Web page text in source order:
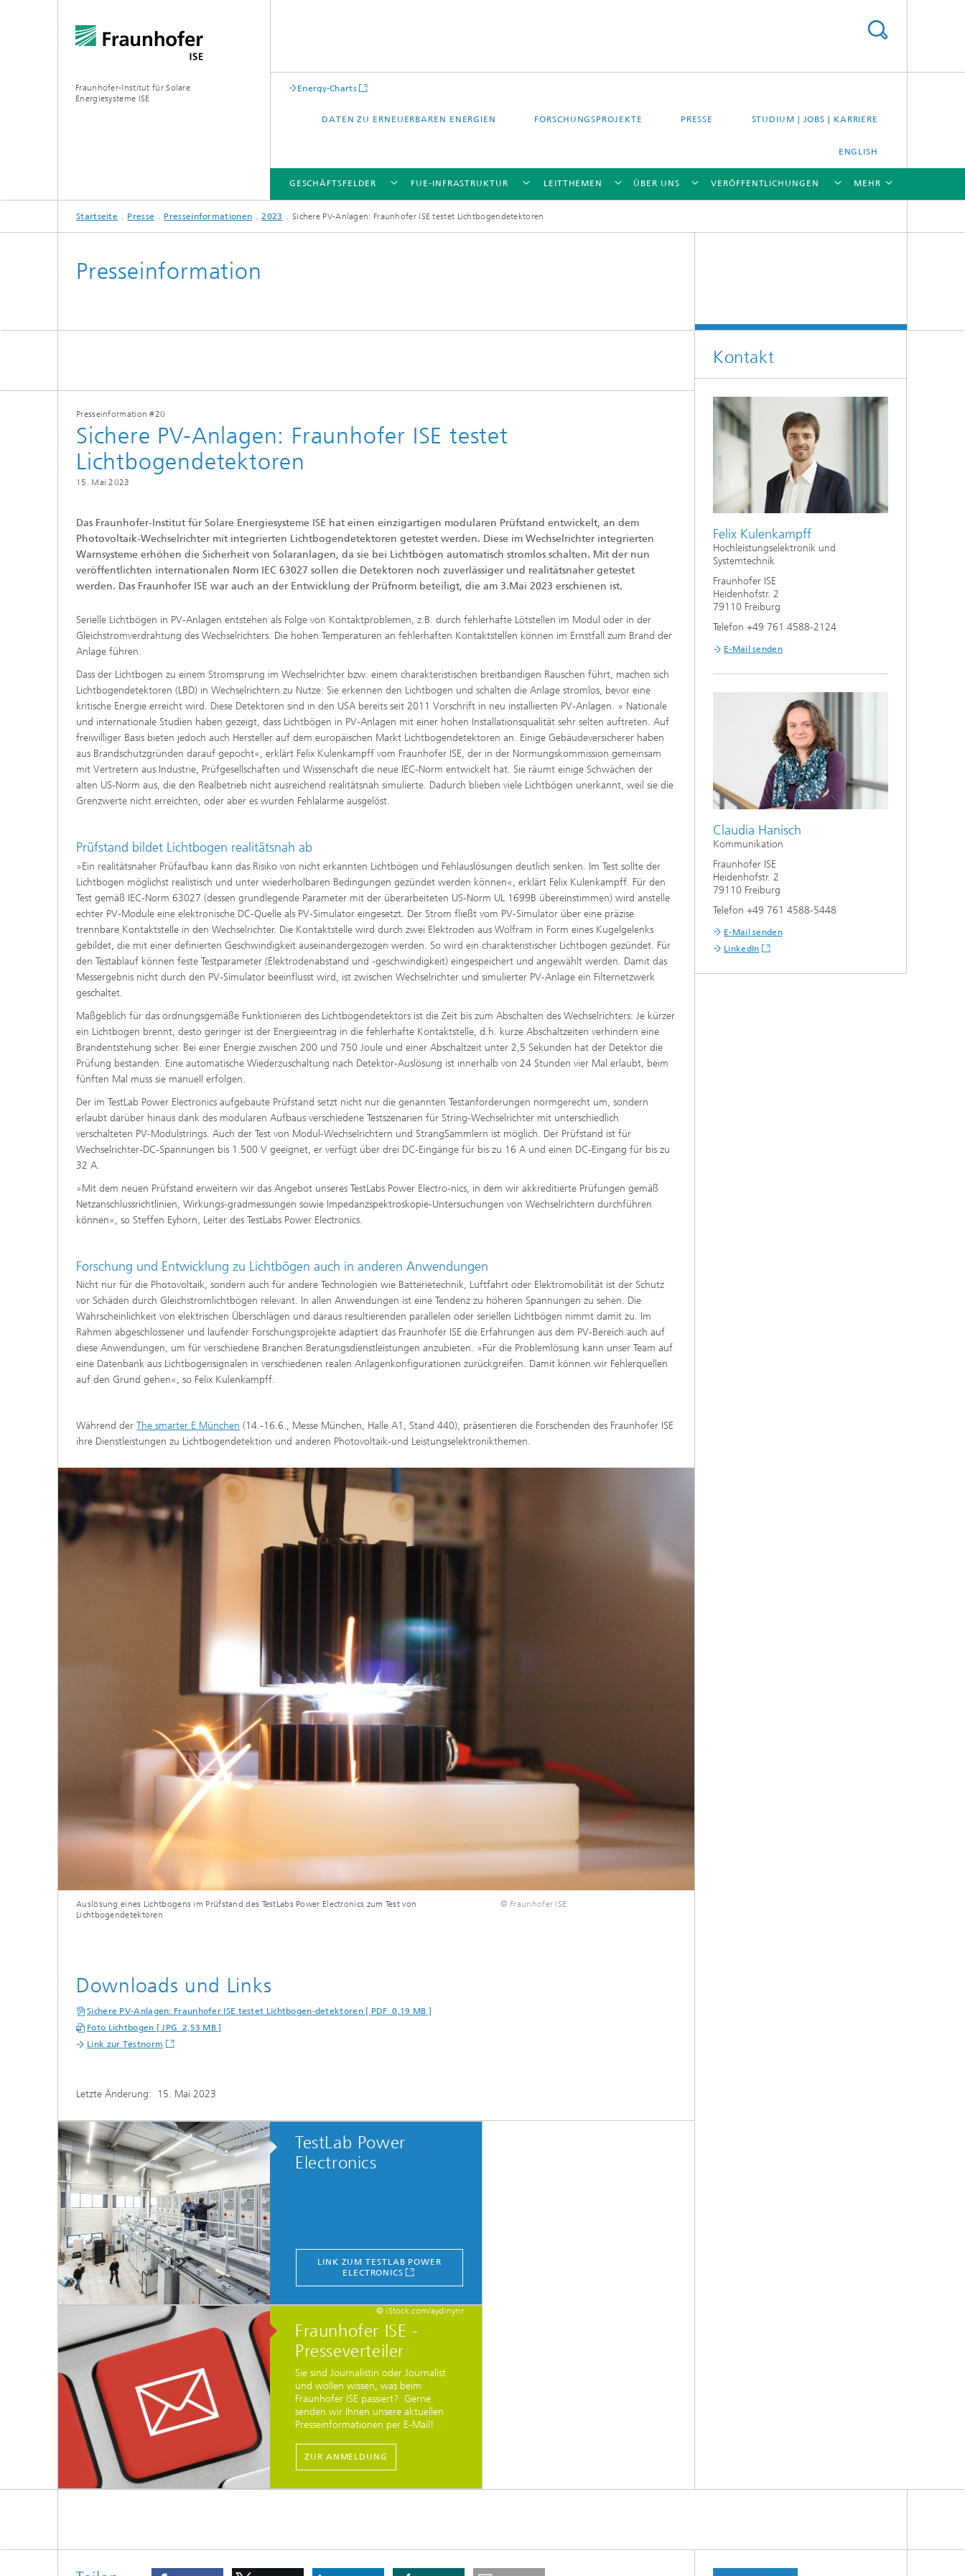
Fraunhofer-Institut für Solare
Energiesysteme ISE
Energy-Charts
DATEN ZU ERNEUERBAREN ENERGIEN FORSCHUNGSPROJEKTE PRESSE STUDIUM | JOBS | KARRIERE
ENGLISH
GESCHÄFTSFELDER
GESCHÄFTSFELDER
III-V-Solarzellen, -Module und
konzentrierende Photovoltaik
leistungselektronische Bauelemente
Künstliche Intelligenz und
Datenmanagement
Drucktechnologie
Digitaler Netzanschluss
Netzplanung und Netzbetrieb
Batterieintegration und -
betriebsführung
Digitalisierung in Batterieforschung
und -produktion
Wärmepumpen
Lüftung, Klima, Kälte
Komponenten
Integrierte Energieinfrastrukturen:
Energiedaten und Monitoring
Flexibilitätsmanagement von
Energieanlagen
Energiekonzepte für die Industrie
Klimaneutrale Städte, Quartiere,
Vor-Ort-Systeme
Elektromobilität
FUE-INFRASTRUKTUR
FUE-INFRASTRUKTUR
Zentrum für
Materialcharakterisierung und
Gebrauchsdaueranalyse
Zentrum für Leistungselektronik und
nachhaltige Netze
Brennstoffzellen und synthetische
Kraftstoffe
Zentrum für funktionale Oberflächen
TestLab PV Modules
LEITTHEMEN
LEITTHEMEN
ÜBER UNS
ÜBER UNS
VERÖFFENTLICHUNGEN
VERÖFFENTLICHUNGEN
MEHR
Startseite Presse Presseinformationen 2023 Sichere PV-Anlagen: Fraunhofer ISE testet Lichtbogendetektoren
Presseinformation
Presseinformation #20
Sichere PV-Anlagen: Fraunhofer ISE testet
Lichtbogendetektoren
15. Mai 2023
Das Fraunhofer-Institut für Solare Energiesysteme ISE hat einen einzigartigen modularen Prüfstand entwickelt, an dem
Photovoltaik-Wechselrichter mit integrierten Lichtbogendetektoren getestet werden. Diese im Wechselrichter integrierten
Warnsysteme erhöhen die Sicherheit von Solaranlagen, da sie bei Lichtbögen automatisch stromlos schalten. Mit der nun
veröffentlichten internationalen Norm IEC 63027 sollen die Detektoren noch zuverlässiger und realitätsnaher getestet
werden. Das Fraunhofer ISE war auch an der Entwicklung der Prüfnorm beteiligt, die am 3.Mai 2023 erschienen ist.
Serielle Lichtbögen in PV-Anlagen entstehen als Folge von Kontaktproblemen, z.B. durch fehlerhafte Lötstellen im Modul oder in der
Gleichstromverdrahtung des Wechselrichters. Die hohen Temperaturen an fehlerhaften Kontaktstellen können im Ernstfall zum Brand der
Anlage führen.
Dass der Lichtbogen zu einem Stromsprung im Wechselrichter bzw. einem charakteristischen breitbandigen Rauschen führt, machen sich
Lichtbogendetektoren (LBD) in Wechselrichtern zu Nutze: Sie erkennen den Lichtbogen und schalten die Anlage stromlos, bevor eine
kritische Energie erreicht wird. Diese Detektoren sind in den USA bereits seit 2011 Vorschrift in neu installierten PV-Anlagen. » Nationale
und internationale Studien haben gezeigt, dass Lichtbögen in PV-Anlagen mit einer hohen Installationsqualität sehr selten auftreten. Auf
freiwilliger Basis bieten jedoch auch Hersteller auf dem europäischen Markt Lichtbogendetektoren an. Einige Gebäudeversicherer haben
aus Brandschutzgründen darauf gepocht«, erklärt Felix Kulenkampff vom Fraunhofer ISE, der in der Normungskommission gemeinsam
mit Vertretern aus Industrie, Prüfgesellschaften und Wissenschaft die neue IEC-Norm entwickelt hat. Sie räumt einige Schwächen der
alten US-Norm aus, die den Realbetrieb nicht ausreichend realitätsnah simulierte. Dadurch blieben viele Lichtbögen unerkannt, weil sie die
Grenzwerte nicht erreichten, oder aber es wurden Fehlalarme ausgelöst.
Prüfstand bildet Lichtbogen realitätsnah ab
»Ein realitätsnaher Prüfaufbau kann das Risiko von nicht erkannten Lichtbögen und Fehlauslösungen deutlich senken. Im Test sollte der
Lichtbogen möglichst realistisch und unter wiederholbaren Bedingungen gezündet werden können«, erklärt Felix Kulenkampff. Für den
Test gemäß IEC-Norm 63027 (dessen grundlegende Parameter mit der überarbeiteten US-Norm UL 1699B übereinstimmen) wird anstelle
echter PV-Module eine elektronische DC-Quelle als PV-Simulator eingesetzt. Der Strom fließt vom PV-Simulator über eine präzise
trennbare Kontaktstelle in den Wechselrichter. Die Kontaktstelle wird durch zwei Elektroden aus Wolfram in Form eines Kugelgelenks
gebildet, die mit einer definierten Geschwindigkeit auseinandergezogen werden. So wird ein charakteristischer Lichtbogen gezündet. Für
den Testablauf können feste Testparameter (Elektrodenabstand und -geschwindigkeit) eingespeichert und angewählt werden. Damit das
Messergebnis nicht durch den PV-Simulator beeinflusst wird, ist zwischen Wechselrichter und simulierter PV-Anlage ein Filternetzwerk
geschaltet.
Maßgeblich für das ordnungsgemäße Funktionieren des Lichtbogendetektors ist die Zeit bis zum Abschalten des Wechselrichters: Je kürzer
ein Lichtbogen brennt, desto geringer ist der Energieeintrag in die fehlerhafte Kontaktstelle, d.h. kurze Abschaltzeiten verhindern eine
Brandentstehung sicher. Bei einer Energie zwischen 200 und 750 Joule und einer Abschaltzeit unter 2,5 Sekunden hat der Detektor die
Prüfung bestanden. Eine automatische Wiederzuschaltung nach Detektor-Auslösung ist innerhalb von 24 Stunden vier Mal erlaubt, beim
fünften Mal muss sie manuell erfolgen.
Der im TestLab Power Electronics aufgebaute Prüfstand setzt nicht nur die genannten Testanforderungen normgerecht um, sondern
erlaubt darüber hinaus dank des modularen Aufbaus verschiedene Testszenarien für String-Wechselrichter mit unterschiedlich
verschalteten PV-Modulstrings. Auch der Test von Modul-Wechselrichtern und StrangSammlern ist möglich. Der Prüfstand ist für
Wechselrichter-DC-Spannungen bis 1.500 V geeignet, er verfügt über drei DC-Eingänge für bis zu 16 A und einen DC-Eingang für bis zu
32 A.
»Mit dem neuen Prüfstand erweitern wir das Angebot unseres TestLabs Power Electro-nics, in dem wir akkreditierte Prüfungen gemäß
Netzanschlussrichtlinien, Wirkungs-gradmessungen sowie Impedanzspektroskopie-Untersuchungen von Wechselrichtern durchführen
können«, so Steffen Eyhorn, Leiter des TestLabs Power Electronics.
Forschung und Entwicklung zu Lichtbögen auch in anderen Anwendungen
Nicht nur für die Photovoltaik, sondern auch für andere Technologien wie Batterietechnik, Luftfahrt oder Elektromobilität ist der Schutz
vor Schäden durch Gleichstromlichtbögen relevant. In allen Anwendungen ist eine Tendenz zu höheren Spannungen zu sehen. Die
Wahrscheinlichkeit von elektrischen Überschlägen und daraus resultierenden parallelen oder seriellen Lichtbögen nimmt damit zu. Im
Rahmen abgeschlossener und laufender Forschungsprojekte adaptiert das Fraunhofer ISE die Erfahrungen aus dem PV-Bereich auch auf
diese Anwendungen, um für verschiedene Branchen Beratungsdienstleistungen anzubieten. »Für die Problemlösung kann unser Team auf
eine Datenbank aus Lichtbogensignalen in verschiedenen realen Anlagenkonfigurationen zurückgreifen. Damit können wir Fehlerquellen
auf den Grund gehen«, so Felix Kulenkampff.
Während der The smarter E München (14.-16.6., Messe München, Halle A1, Stand 440), präsentieren die Forschenden des Fraunhofer ISE
ihre Dienstleistungen zu Lichtbogendetektion und anderen Photovoltaik-und Leistungselektronikthemen.
© Fraunhofer ISE
Auslösung eines Lichtbogens im Prüfstand des TestLabs Power Electronics zum Test von
Lichtbogendetektoren
Downloads und Links
Sichere PV-Anlagen: Fraunhofer ISE testet Lichtbogen-detektoren [ PDF 0,19 MB ]
Foto Lichtbogen [ JPG 2,53 MB ]
Link zur Testnorm
Letzte Änderung: 15. Mai 2023
TestLab Power
Electronics
LINK ZUM TESTLAB POWER
ELECTRONICS
© iStock.com/aydinynr
Fraunhofer ISE -
Presseverteiler
Sie sind Journalistin oder Journalist
und wollen wissen, was beim
Fraunhofer ISE passiert? Gerne
senden wir Ihnen unsere aktuellen
Presseinformationen per E-Mail!
ZUR ANMELDUNG
Kontakt
Felix Kulenkampff
Hochleistungselektronik und
Systemtechnik
Fraunhofer ISE
Heidenhofstr. 2
79110 Freiburg
Telefon +49 761 4588-2124
E-Mail senden
Claudia Hanisch
Kommunikation
Fraunhofer ISE
Heidenhofstr. 2
79110 Freiburg
Telefon +49 761 4588-5448
E-Mail senden
LinkedIn